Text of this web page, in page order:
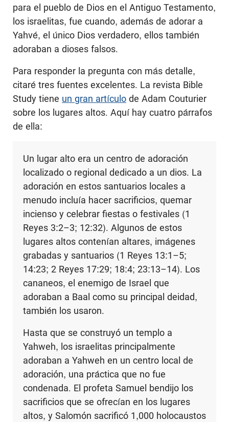
para el pueblo de Dios en el Antiguo Testamento,
los israelitas, fue cuando, además de adorar a
Yahvé, el único Dios verdadero, ellos también
adoraban a dioses falsos.
Para responder la pregunta con más detalle,
citaré tres fuentes excelentes. La revista Bible
Study tiene un gran artículo de Adam Couturier
sobre los lugares altos. Aquí hay cuatro párrafos
de ella:
Un lugar alto era un centro de adoración
localizado o regional dedicado a un dios. La
adoración en estos santuarios locales a
menudo incluía hacer sacrificios, quemar
incienso y celebrar fiestas o festivales (1
Reyes 3:2–3; 12:32). Algunos de estos
lugares altos contenían altares, imágenes
grabadas y santuarios (1 Reyes 13:1–5;
14:23; 2 Reyes 17:29; 18:4; 23:13–14). Los
cananeos, el enemigo de Israel que
adoraban a Baal como su principal deidad,
también los usaron.
Hasta que se construyó un templo a
Yahweh, los israelitas principalmente
adoraban a Yahweh en un centro local de
adoración, una práctica que no fue
condenada. El profeta Samuel bendijo los
sacrificios que se ofrecían en los lugares
altos, y Salomón sacrificó 1,000 holocaustos